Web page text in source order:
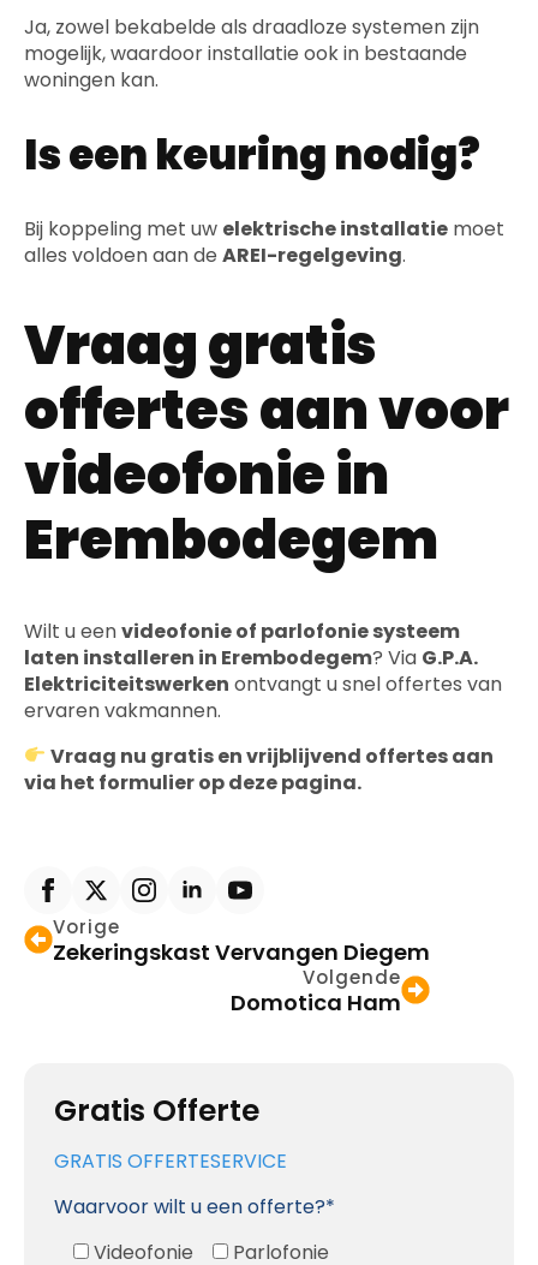
Gratis Offerte
GRATIS OFFERTESERVICE
Waarvoor wilt u een offerte?*
Videofonie
Parlofonie
Ja, zowel bekabelde als draadloze systemen zijn
mogelijk, waardoor installatie ook in bestaande
woningen kan.
Is een keuring nodig?
Bij koppeling met uw elektrische installatie moet
alles voldoen aan de AREI-regelgeving.
Vraag gratis
offertes aan voor
videofonie in
Erembodegem
Wilt u eenvideofonie of parlofonie systeem
laten installeren in Erembodegem? Via G.P.A.
Elektriciteitswerken ontvangt u snel offertes van
ervaren vakmannen.
Vraag nu gratis en vrijblijvend offertes aan
via het formulier op deze pagina.
Vorige
Zekeringskast Vervangen Diegem
Volgende
Domotica Ham